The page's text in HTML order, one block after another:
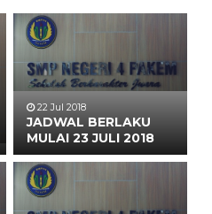
22 Jul 2018
JADWAL BERLAKU
MULAI 23 JULI 2018